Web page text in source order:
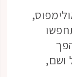
ושם,